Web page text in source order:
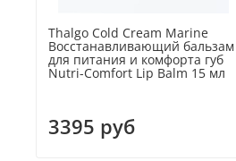
Thalgo Cold Cream Marine
Восстанавливающий бальзам
для питания и комфорта губ
Nutri-Comfort Lip Balm 15 мл
3395 руб